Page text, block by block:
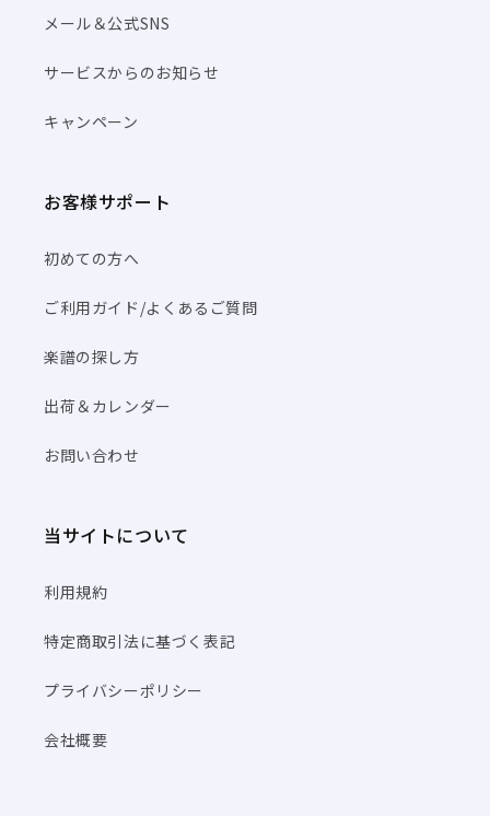
メール＆公式SNS
サービスからのお知らせ
キャンペーン
お客様サポート
初めての方へ
ご利用ガイド/よくあるご質問
楽譜の探し方
出荷＆カレンダー
お問い合わせ
当サイトについて
利用規約
特定商取引法に基づく表記
プライバシーポリシー
会社概要